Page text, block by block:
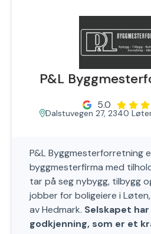
P&L
5.0
Dalstuvegen 27, 2340
P&L Byggmesterforretning
byggmesterfirma med
tar på seg nybygg, tilbygg
jobber for boligeiere i
av Hedmark. Selskapet
godkjenning, som er et